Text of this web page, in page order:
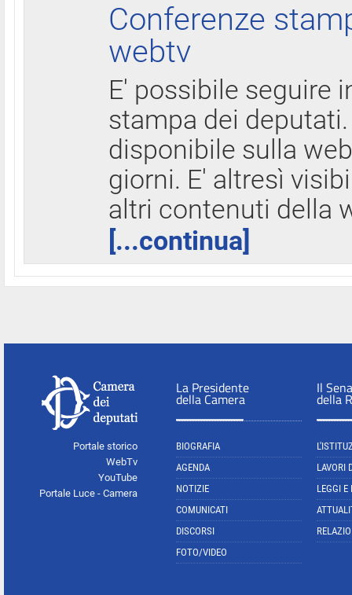
Conferenze
webtv
E' possibile seguire
stampa dei
disponibile sulla
giorni. E' altresì
altri contenuti della
[...continua]
Portale storico
WebTv
YouTube
Portale Luce - Camera
La Presidente
della Camera
BIOGRAFIA
AGENDA
NOTIZIE
COMUNICATI
DISCORSI
FOTO/VIDEO
Il
della
LAVORI
LEGGI E